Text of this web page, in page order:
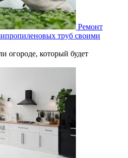
Ремонт
труб своими
огороде, который будет